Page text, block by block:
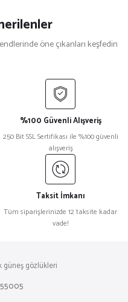
öne çıkanları keşfedin
Güneş Gözlüğü
%27
Güneş Gözlüğü
Gözlüğü
%100 Güvenli Alışveriş
250 Bit SSL Sertifikası ile %100 güvenli
alışveriş
Taksit İmkanı
Tüm siparişlerinizde 12 taksite kadar
vade!
güneş gözlükleri